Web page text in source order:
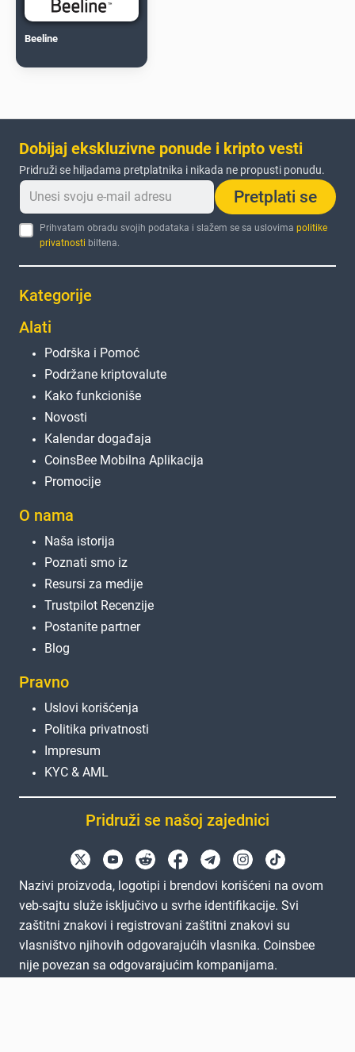
Beeline
Dobijaj ekskluzivne ponude i kripto vesti
Pridruži se hiljadama pretplatnika i nikada ne propusti ponudu.
Pretplati se
Prihvatam obradu svojih podataka i slažem se sa uslovimapolitike
privatnosti biltena.
Kategorije
Alati
Podrška i Pomoć
Podržane kriptovalute
Kako funkcioniše
Novosti
Kalendar događaja
CoinsBee Mobilna Aplikacija
Promocije
O nama
Naša istorija
Poznati smo iz
Resursi za medije
Trustpilot Recenzije
Postanite partner
Blog
Pravno
Uslovi korišćenja
Politika privatnosti
Impresum
KYC & AML
Pridruži se našoj zajednici
Nazivi proizvoda, logotipi i brendovi korišćeni na ovom
veb-sajtu služe isključivo u svrhe identifikacije. Svi
zaštitni znakovi i registrovani zaštitni znakovi su
vlasništvo njihovih odgovarajućih vlasnika. Coinsbee
nije povezan sa odgovarajućim kompanijama.